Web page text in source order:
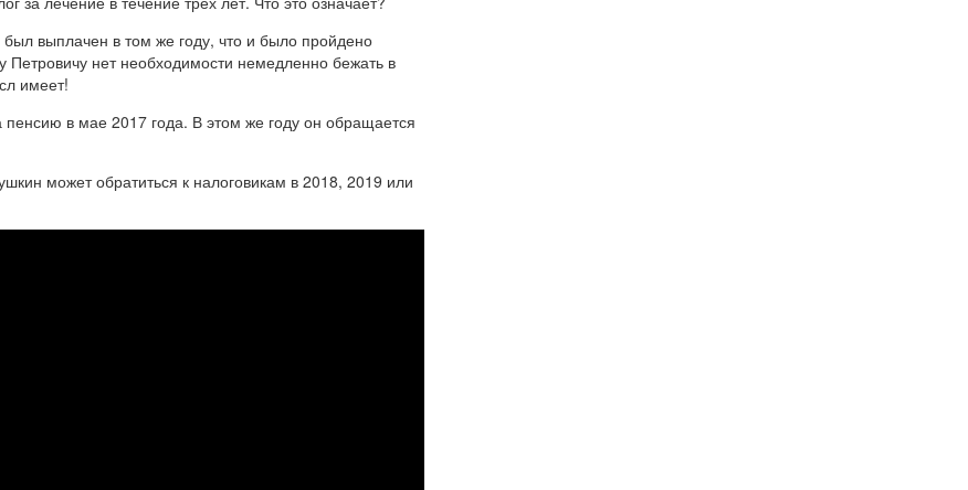
выплачен в том же году, что и было пройдено
нет необходимости немедленно бежать в
имеет!
в мае 2017 года. В этом же году он обращается
может обратиться к налоговикам в 2018, 2019 или